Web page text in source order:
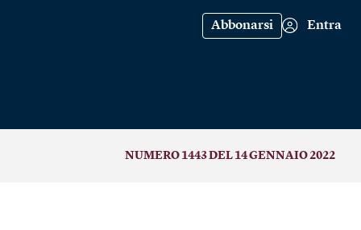
Abbonarsi Entra
NUMERO 1443 DEL 14 GENNAIO 2022